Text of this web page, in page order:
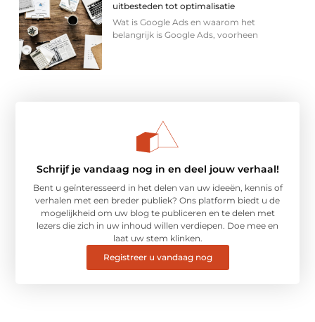
uitbesteden tot optimalisatie
Wat is Google Ads en waarom het
belangrijk is Google Ads, voorheen
Schrijf je vandaag nog in en deel jouw verhaal!
Bent u geïnteresseerd in het delen van uw ideeën, kennis of
verhalen met een breder publiek? Ons platform biedt u de
mogelijkheid om uw blog te publiceren en te delen met
lezers die zich in uw inhoud willen verdiepen. Doe mee en
laat uw stem klinken.
Registreer u vandaag nog